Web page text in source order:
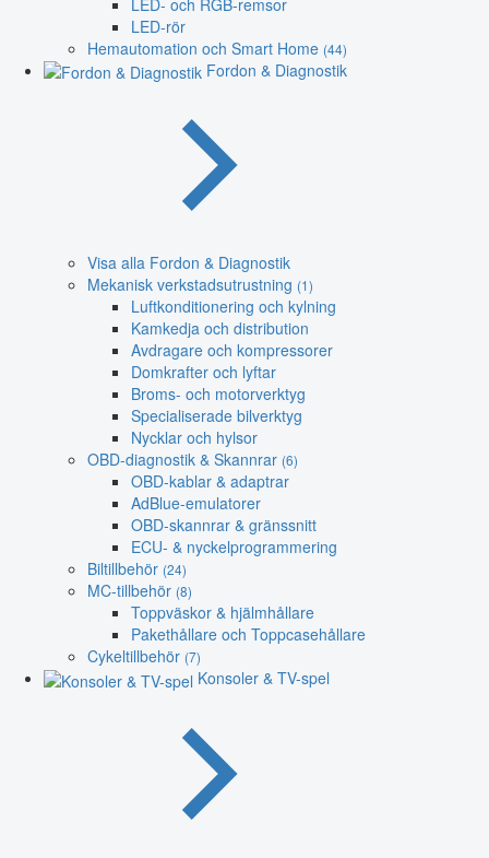
LED-rör
Hemautomation och Smart Home (44)
Fordon & Diagnostik
Visa alla Fordon & Diagnostik
Mekanisk verkstadsutrustning (1)
Luftkonditionering och kylning
Kamkedja och distribution
Avdragare och kompressorer
Domkrafter och lyftar
Broms- och motorverktyg
Specialiserade bilverktyg
Nycklar och hylsor
OBD-diagnostik & Skannrar (6)
OBD-kablar & adaptrar
AdBlue-emulatorer
OBD-skannrar & gränssnitt
ECU- & nyckelprogrammering
Biltillbehör (24)
MC-tillbehör (8)
Toppväskor & hjälmhållare
Pakethållare och Toppcasehållare
Cykeltillbehör (7)
Konsoler & TV-spel